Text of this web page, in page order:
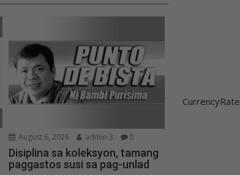
August 6, 2026 admin 3 0
Disiplina sa koleksyon, tamang
paggastos susi sa pag-unlad
CurrencyRate